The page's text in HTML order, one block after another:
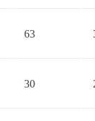
63
30